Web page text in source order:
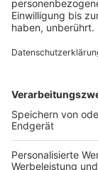
Anzeige
Alternative?
Anzeige
Eigentlich ist